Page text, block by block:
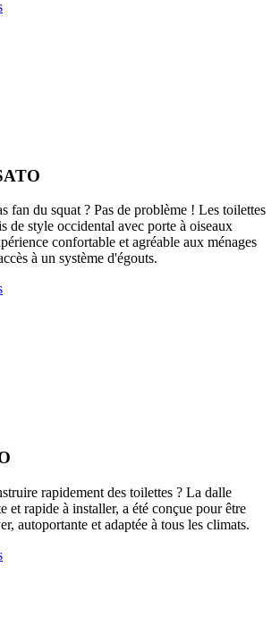
fan du squat ? Pas de problème ! Les toilettes
de style occidental avec porte à oiseaux
confortable et agréable aux ménages
à un système d'égouts.
rapidement des toilettes ? La dalle
et rapide à installer, a été conçue pour être
autoportante et adaptée à tous les climats.